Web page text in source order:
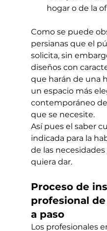
hogar o de la
Como se puede
persianas que el
solicita, sin
diseños con
que harán de una
un espacio más
contemporáneo
que se necesite.
Así pues el saber
indicada para la
de las
quiera dar.
Proceso de
profesional
a paso
Los profesionales